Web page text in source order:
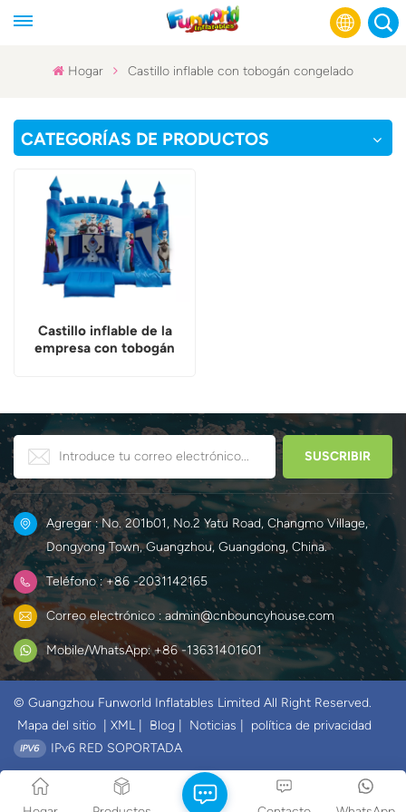
Français
Hogar Castillo inflable con tobogán congelado
CATEGORÍAS DE PRODUCTOS
Castillo inflable de la
empresa con tobogán
Agregar : No. 201b01, No.2 Yatu Road, Changmo Village,
Dongyong Town, Guangzhou, Guangdong, China.
Teléfono : +86 -2031142165
Correo electrónico : admin@cnbouncyhouse.com
Mobile/WhatsApp: +86 -13631401601
© Guangzhou Funworld Inflatables Limited All Right Reserved.
Mapa del sitio
XML Blog Noticias
política de privacidad
IPv6 RED SOPORTADA